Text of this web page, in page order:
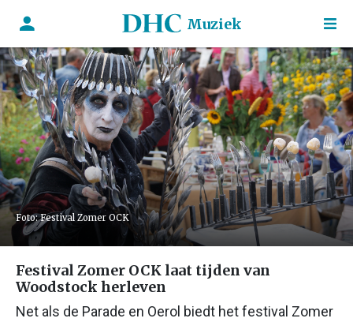
Muziek
Foto: Festival Zomer OCK
Festival Zomer OCK laat tijden van
Woodstock herleven
Net als de Parade en Oerol biedt het festival Zomer